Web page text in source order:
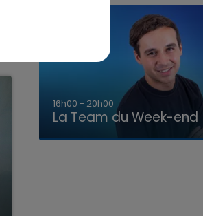
7h00 - 12h00
La Team du Week-end